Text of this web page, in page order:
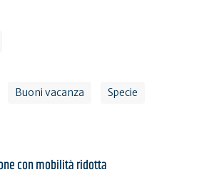
Buoni vacanza Specie
con mobilità ridotta